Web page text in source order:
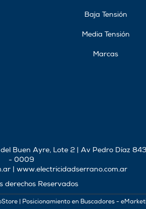
Baja Tensión
Media Tensión
Marcas
Buen Ayre, Lote 2 | Av Pedro Díaz
- 0009
| www.electricidadserrano.com.ar
derechos Reservados
| Posicionamiento en Buscadores -